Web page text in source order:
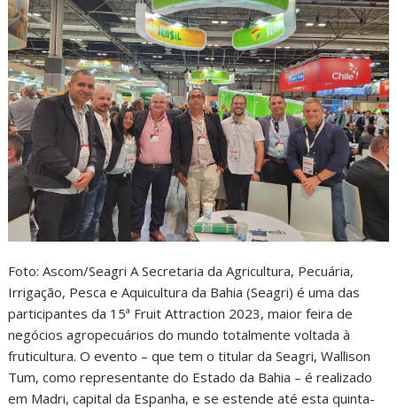
Foto: Ascom/Seagri A Secretaria da Agricultura, Pecuária,
Irrigação, Pesca e Aquicultura da Bahia (Seagri) é uma das
participantes da 15ª Fruit Attraction 2023, maior feira de
negócios agropecuários do mundo totalmente voltada à
fruticultura. O evento – que tem o titular da Seagri, Wallison
Tum, como representante do Estado da Bahia – é realizado
em Madri, capital da Espanha, e se estende até esta quinta-